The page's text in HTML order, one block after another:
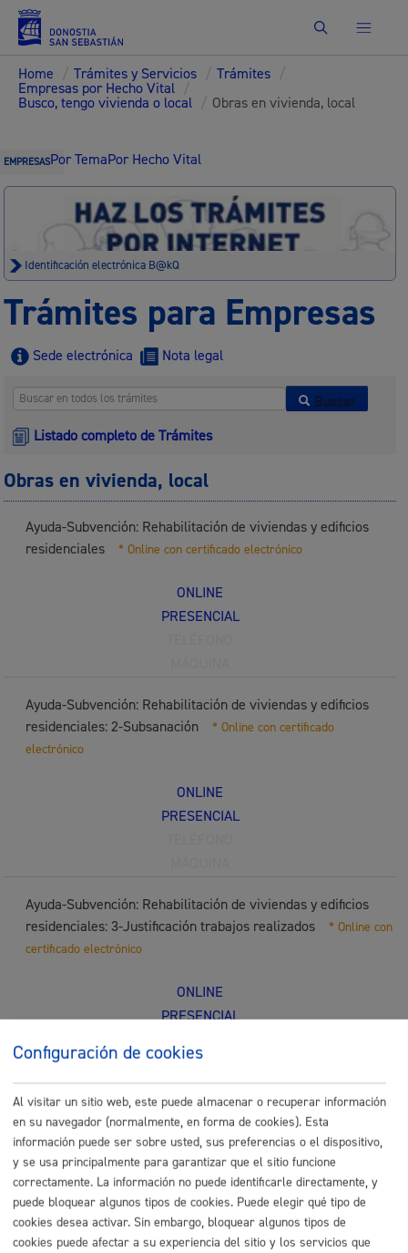
Buscar
Home / Trámites y Servicios / Trámites /
Empresas por Hecho Vital /
Busco, tengo vivienda o local / Obras en vivienda, local
EMPRESASPor TemaPor Hecho Vital
Identificación electrónica B@kQ
Trámites para Empresas
Sede electrónica Nota legal
Buscar
Listado completo de Trámites
Obras en vivienda, local
Ayuda-Subvención: Rehabilitación de viviendas y edificios
residenciales
* Online con certificado electrónico
ONLINE
PRESENCIAL
Ayuda-Subvención: Rehabilitación de viviendas y edificios
residenciales: 2-Subsanación
* Online con certificado
electrónico
ONLINE
PRESENCIAL
Ayuda-Subvención: Rehabilitación de viviendas y edificios
residenciales: 3-Justificación trabajos realizados
* Online con
certificado electrónico
ONLINE
PRESENCIAL
MÁQUINA
Comunicación previa de obras en comercio minorista y/o de
servicios
* Online con certificado electrónico
ONLINE
PRESENCIAL
TELÉFONO
MÁQUINA
Configuración de cookies
Al visitar un sitio web, este puede almacenar o recuperar información
en su navegador (normalmente, en forma de cookies). Esta
información puede ser sobre usted, sus preferencias o el dispositivo,
y se usa principalmente para garantizar que el sitio funcione
correctamente. La información no puede identificarle directamente, y
puede bloquear algunos tipos de cookies. Puede elegir qué tipo de
cookies desea activar. Sin embargo, bloquear algunos tipos de
cookies puede afectar a su experiencia del sitio y los servicios que